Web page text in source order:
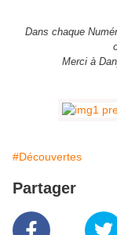
Dans chaque
Merci à
#Découvertes
Partager